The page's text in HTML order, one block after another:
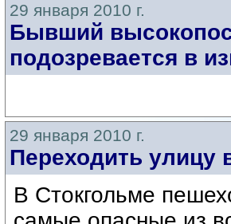
29 января 2010 г.
Бывший
подозревается в
29 января 2010 г.
Переходить улицу
В Стокгольме